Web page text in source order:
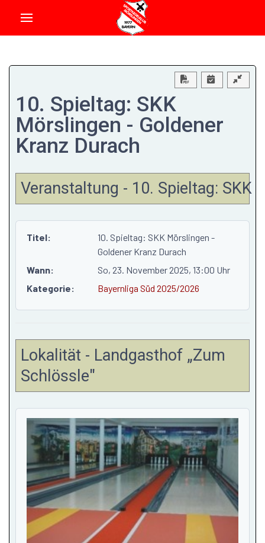
Download PDF
10. Spieltag: SKK
Mörslingen - Goldener
Kranz Durach
Veranstaltung - 10. Spieltag: SKK
Titel:
10. Spieltag: SKK Mörslingen -
Goldener Kranz Durach
Wann:
So, 23. November 2025, 13:00 Uhr
Kategorie:
Bayernliga Süd 2025/2026
Lokalität - Landgasthof „Zum
Schlössle"